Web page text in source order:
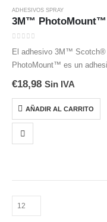
ADHESIVOS SPRAY
El adhesivo 3M™ Scotch®
PhotoMount™ es un
proporciona una fijación
instantánea y permanente.
Puede usarse en la mayoría
materiales porosos y no
porosos. Se…
€18,98 Sin IVA
AÑADIR AL CARRITO